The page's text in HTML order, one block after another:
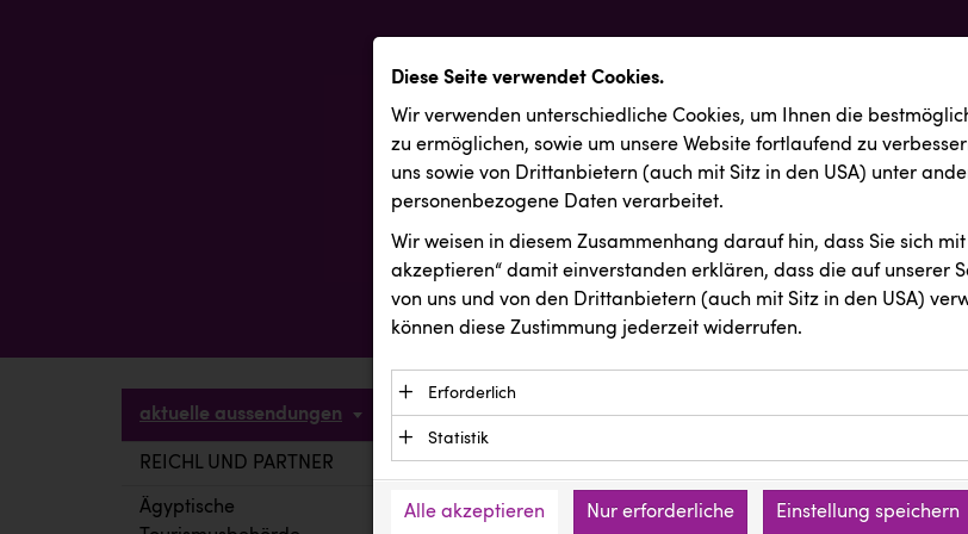
aktuelle aussendungen
REICHL UND PARTNER
Ägyptische
Diese Seite verwendet Cookies.
Wir verwenden unterschiedliche Cookies, um Ihnen die
zu ermöglichen, sowie um unsere Website fortlaufend zu
uns sowie von Drittanbietern (auch mit Sitz in den USA) unter
personenbezogene Daten verarbeitet.
Wir weisen in diesem Zusammenhang darauf hin, dass Sie sich
akzeptieren“ damit ein­ver­standen erklären, dass die auf unserer
von uns und von den Drittanbietern (auch mit Sitz in den USA)
können diese Zustimmung jederzeit widerrufen.
Erforderlich
Essenzielle Cookies ermöglichen grundlegende Funktionen
Funktion der Website erforderlich. Diese Cookies speichern
Daten und werden an keine Dritten übermittelt.
Anbieter: Eigentümer der Website (Erstanbieter)
Statistik
verstehen, wie unsere Besucher unsere Website nutzen.
Alle akzeptieren Nur erforderliche Einstellung speichern